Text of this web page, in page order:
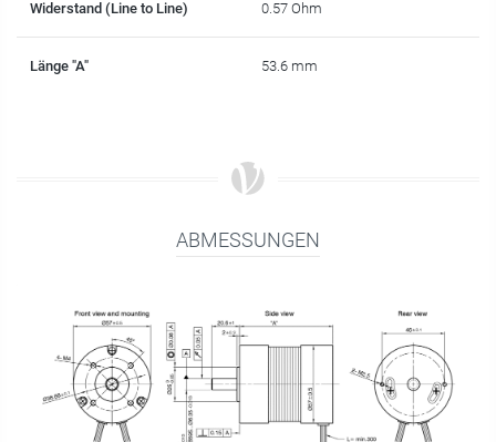
Widerstand (Line to Line) 0.57 Ohm
Länge "A" 53.6 mm
ABMESSUNGEN